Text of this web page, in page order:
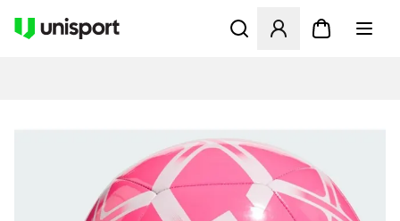
Åbner en Modal til at